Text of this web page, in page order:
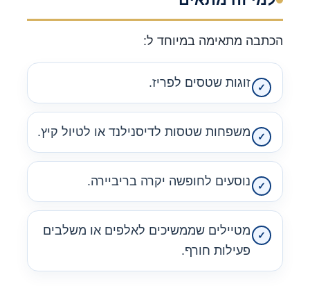
הכתבה מתאימה במיוחד ל:
זוגות שטסים לפריז.
משפחות שטסות לדיסנילנד או לטיול קיץ.
נוסעים לחופשה יקרה בריביירה.
מטיילים שממשיכים לאלפים או משלבים
פעילות חורף.